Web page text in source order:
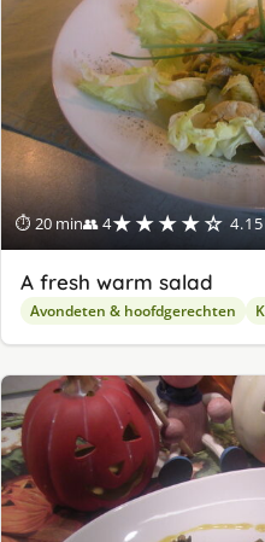
⏱ 20 min👥 4★★★★☆
A fresh warm salad
Avondeten & hoofdgerechten